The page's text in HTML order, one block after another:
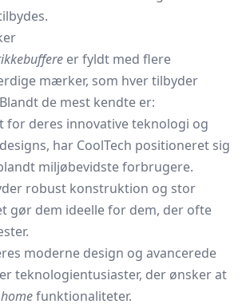
er fyldt med flere
mærker, som hver tilbyder
de mest kendte er:
for deres innovative teknologi og
har CoolTech positioneret sig
miljøbevidste forbrugere.
robust konstruktion og stor
gør dem ideelle for dem, der ofte
moderne design og avancerede
teknologientusiaster, der ønsker at
funktionaliteter.